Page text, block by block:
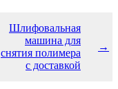
Шлифовальная
машина для
снятия полимера
с доставкой
→